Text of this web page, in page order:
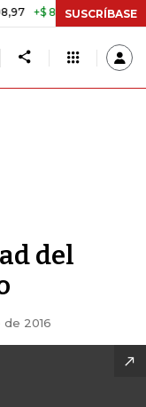
8.753,81 +2,19%
SUSCRÍBASE
del
2016